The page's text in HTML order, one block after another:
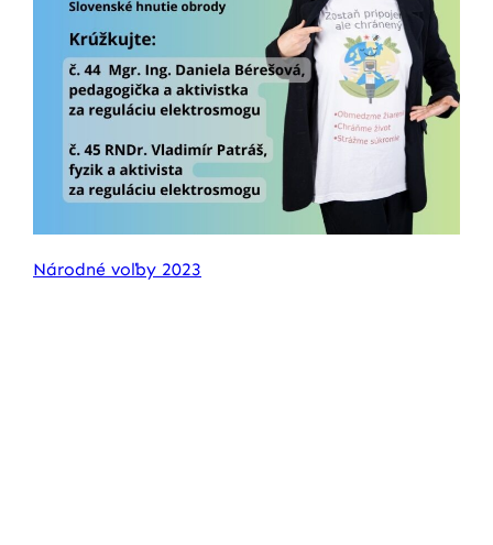
Národné voľby 2023